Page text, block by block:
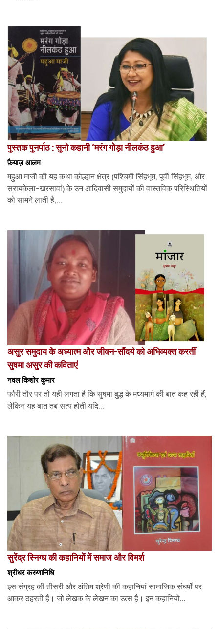
पुस्तक पुनर्पाठ : सुनो कहानी ‘मरंग गोड़ा नीलकंठ हुआ’
फ़ैयाज़ आलम
महुआ माजी की यह कथा कोल्हान क्षेत्र (पश्चिमी सिंहभूम, पूर्वी सिंहभूम, और
सरायकेला-खरसावां) के उन आदिवासी समुदायों की वास्तविक परिस्थितियों
को सामने लाती है,...
असुर समुदाय के अध्यात्म और जीवन-सौंदर्य को अभिव्यक्त करतीं
सुषमा असुर की कविताएं
नवल किशोर कुमार
फौरी तौर पर तो यही लगता है कि सुषमा बुद्ध के मध्यमार्ग की बात कह रही हैं,
लेकिन यह बात तब सत्य होती यदि...
सुरेंद्र स्निग्ध की कहानियों में समाज और विमर्श
श्रीधर करुणानिधि
इस संग्रह की तीसरी और अंतिम श्रेणी की कहानियां सामाजिक संघर्षों पर
आकर ठहरती हैं। जो लेखक के लेखन का उत्स है। इन कहानियों...